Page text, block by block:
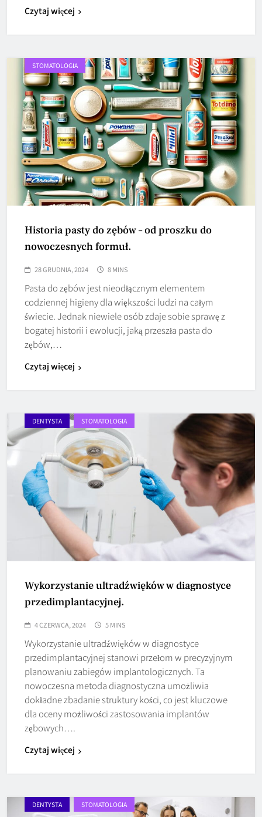
Czytaj więcej
STOMATOLOGIA
Historia pasty do zębów – od proszku do
nowoczesnych formuł.
28 GRUDNIA, 2024 8 MINS
Pasta do zębów jest nieodłącznym elementem
codziennej higieny dla większości ludzi na całym
świecie. Jednak niewiele osób zdaje sobie sprawę z
bogatej historii i ewolucji, jaką przeszła pasta do
zębów,…
Czytaj więcej
DENTYSTA STOMATOLOGIA
Wykorzystanie ultradźwięków w diagnostyce
przedimplantacyjnej.
4 CZERWCA, 2024 5 MINS
Wykorzystanie ultradźwięków w diagnostyce
przedimplantacyjnej stanowi przełom w precyzyjnym
planowaniu zabiegów implantologicznych. Ta
nowoczesna metoda diagnostyczna umożliwia
dokładne zbadanie struktury kości, co jest kluczowe
dla oceny możliwości zastosowania implantów
zębowych….
Czytaj więcej
DENTYSTA STOMATOLOGIA